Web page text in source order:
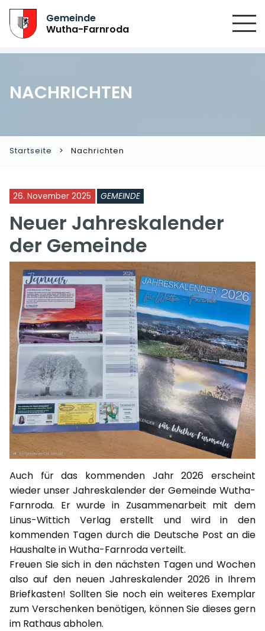
Gemeinde
Wutha-Farnroda
NACHRICHTEN
Startseite Nachrichten
26. November 2025 GEMEINDE
Neuer Jahreskalender
der Gemeinde
Auch für das kommenden Jahr 2026 erscheint
wieder unser Jahreskalender der Gemeinde Wutha-
Farnroda. Er wurde in Zusammenarbeit mit dem
Linus-Wittich Verlag erstellt und wird in den
kommenden Tagen durch die Deutsche Post an die
Haushalte in Wutha-Farnroda verteilt.
Freuen Sie sich in den nächsten Tagen und Wochen
also auf den neuen Jahreskalender 2026 in Ihrem
Briefkasten! Sollten Sie noch ein weiteres Exemplar
zum Verschenken benötigen, können Sie dieses gern
im Rathaus abholen.